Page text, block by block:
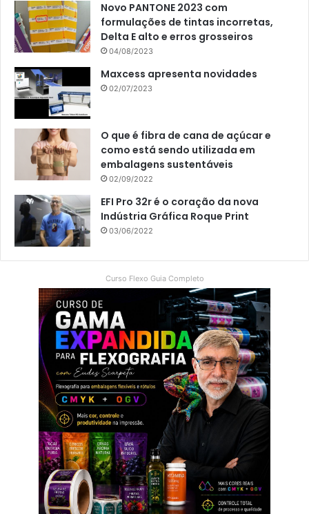
Novo PANTONE 2023 com
formulações de tintas incorretas,
Delta E alto e erros grosseiros
04/08/2023
Maxcess apresenta novidades
02/07/2023
O que é fibra de cana de açúcar e
como está sendo utilizada em
embalagens sustentáveis
02/09/2022
EFI Pro 32r é o coração da nova
Indústria Gráfica Roque Print
03/06/2022
Curso Flexo Guia Completo